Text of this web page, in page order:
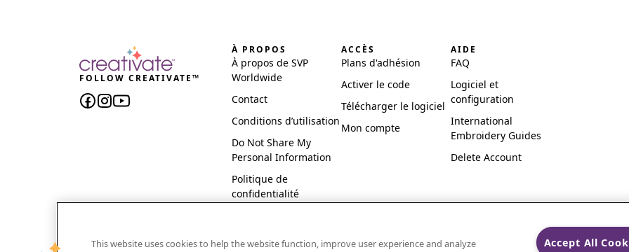
FOLLOW CREATIVATE™
À PROPOS
À propos de SVP
Worldwide
Contact
Conditions d’utilisation
Do Not Share My
Personal Information
Politique de
confidentialité
ACCÈS
Plans d'adhésion
Activer le code
Télécharger le logiciel
Mon compte
AIDE
FAQ
Logiciel et
configuration
International
Embroidery Guides
Delete Account
This website uses cookies to help the website function, improve user experience and analyze
Accept All